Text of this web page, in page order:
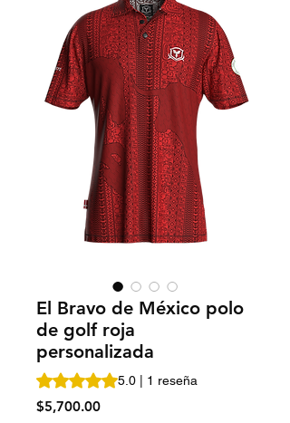
El Bravo de México polo
de golf roja
personalizada
Según 1 reseña, la calificación es de
5.0 | 1 reseña
$5,700.00Precio